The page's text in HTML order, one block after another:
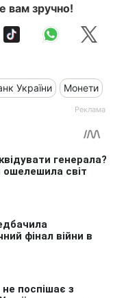
вам зручно!
України Монети